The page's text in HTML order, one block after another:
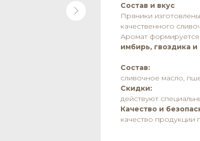
Состав и вкус
Пряники
качественного
Аромат формируется
имбирь, гвоздика
Состав:
сливочное масло,
Скидки:
действуют
Качество и
качество продукции